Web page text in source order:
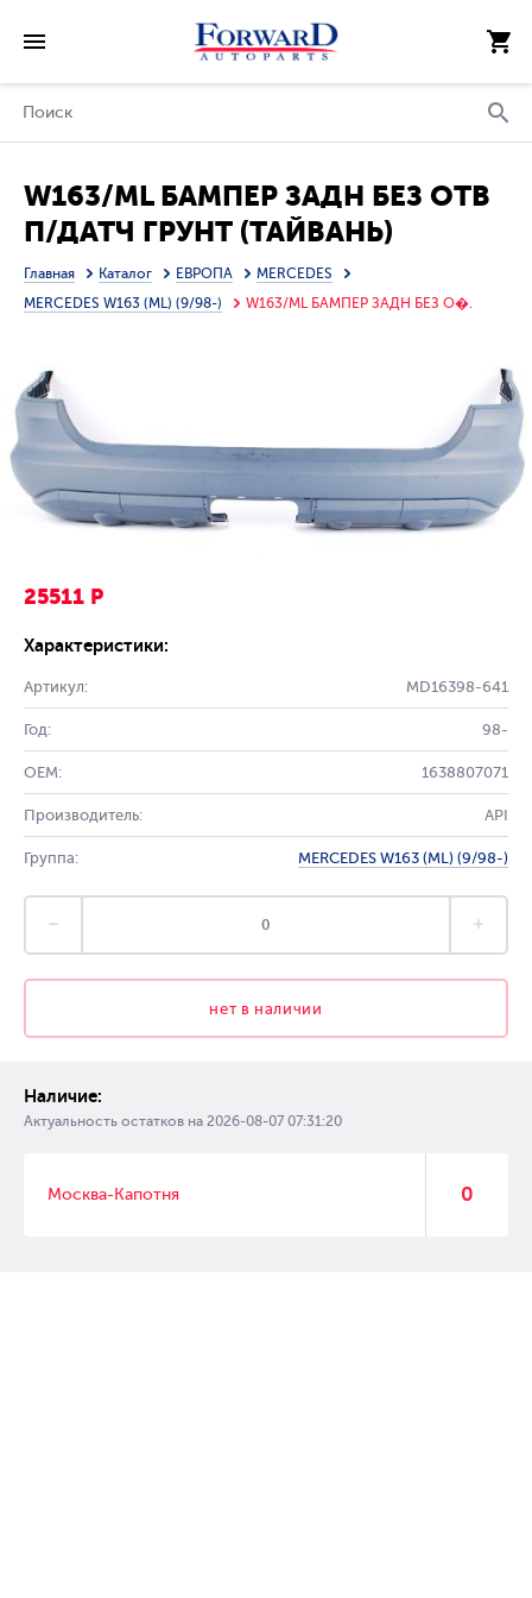
W163/ML БАМПЕР ЗАДН БЕЗ ОТВ
П/ДАТЧ ГРУНТ (ТАЙВАНЬ)
Главная Каталог ЕВРОПА
MERCEDES
MERCEDES W163 (ML) (9/98-)
W163/ML БАМПЕР ЗАДН БЕЗ О�.
25511 Р
Характеристики:
Артикул: MD16398-641
Год: 98-
OEM: 1638807071
Производитель: API
Группа: MERCEDES W163 (ML) (9/98-)
нет в наличии
Наличие:
Актуальность остатков на 2026-08-07 07:31:20
Москва-Капотня 0